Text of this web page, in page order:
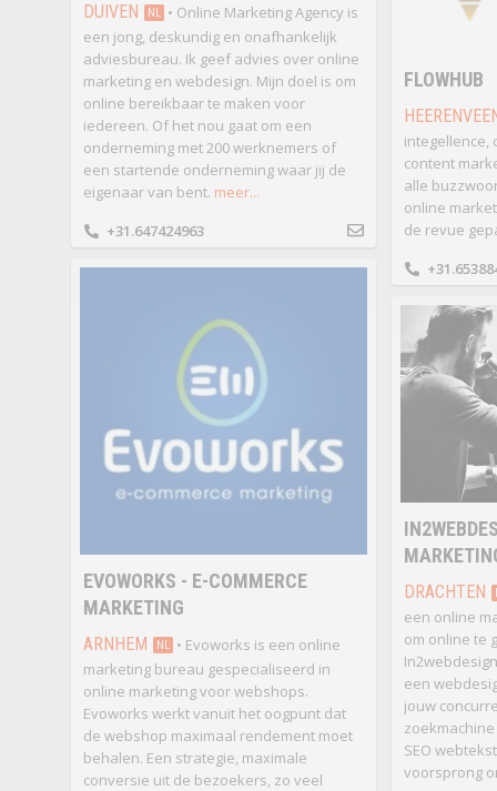
DUIVEN NL • Online Marketing Agency is
een jong, deskundig en onafhankelijk
adviesbureau. Ik geef advies over online
marketing en webdesign. Mijn doel is om
online bereikbaar te maken voor
iedereen. Of het nou gaat om een
onderneming met 200 werknemers of
een startende onderneming waar jij de
eigenaar van bent. meer...
+31.647424963
FLOWHUB
integellence,
content
alle
online
de revue
EVOWORKS - E-COMMERCE
MARKETING
ARNHEM NL • Evoworks is een online
marketing bureau gespecialiseerd in
online marketing voor webshops.
Evoworks werkt vanuit het oogpunt dat
de webshop maximaal rendement moet
behalen. Een strategie, maximale
conversie uit de bezoekers, zo veel
DRACHTEN
een online
om online te
een
jouw
SEO
voorsprong